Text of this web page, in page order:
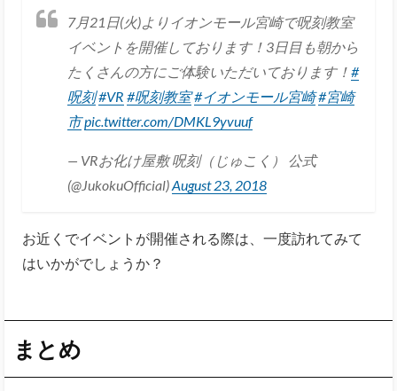
7月21日(火)よりイオンモール宮崎で呪刻教室
イベントを開催しております！3日目も朝から
たくさんの方にご体験いただいております！#
呪刻#VR #呪刻教室#イオンモール宮崎#宮崎
市pic.twitter.com/DMKL9yvuuf
— VRお化け屋敷 呪刻（じゅこく） 公式
(@JukokuOfficial)August 23, 2018
お近くでイベントが開催される際は、一度訪れてみて
はいかがでしょうか？
まとめ